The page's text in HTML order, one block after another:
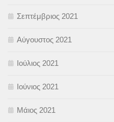
Σεπτέμβριος 2021
Αύγουστος 2021
Ιούλιος 2021
Ιούνιος 2021
Μάιος 2021